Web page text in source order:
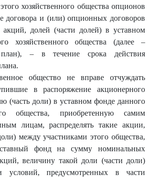
хозяйственного общества опционов
договора и (или) опционных договоров
долей (части долей) в уставном
хозяйственного общества (далее –
– в течение срока действия
общество не вправе отчуждать
в распоряжение акционерного
(часть доли) в уставном фонде данного
общества, приобретенную самим
лицам, распределять такие акции,
между участниками этого общества,
фонд на сумму номинальных
величину такой доли (части доли)
условий, предусмотренных в части